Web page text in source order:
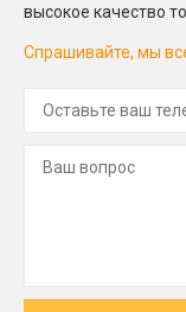
высокое качество
Спрашивайте, мы